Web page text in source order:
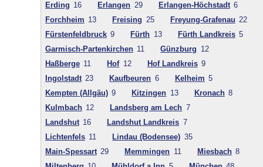
Erding 16 Erlangen 29 Erlangen-Höchstadt 6
Forchheim 13 Freising 25 Freyung-Grafenau 22
Fürstenfeldbruck 9 Fürth 13 Fürth Landkreis 5
Garmisch-Partenkirchen 11 Günzburg 12
Haßberge 11 Hof 12 Hof Landkreis 9
Ingolstadt 23 Kaufbeuren 6 Kelheim 5
Kempten (Allgäu) 9 Kitzingen 13 Kronach 8
Kulmbach 12 Landsberg am Lech 7
Landshut 16 Landshut Landkreis 7
Lichtenfels 11 Lindau (Bodensee) 35
Main-Spessart 29 Memmingen 11 Miesbach 8